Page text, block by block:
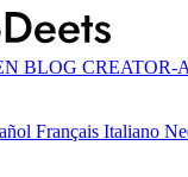
BLOG CREATOR-
Français Italiano